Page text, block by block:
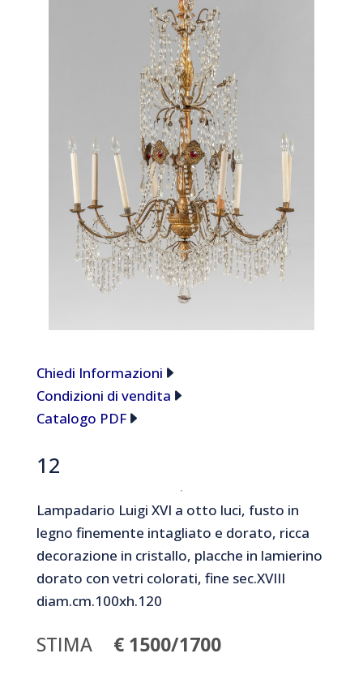
Chiedi Informazioni
Condizioni di vendita
Catalogo PDF
12
Lampadario Luigi XVI a otto luci, fusto in
legno finemente intagliato e dorato, ricca
decorazione in cristallo, placche in lamierino
dorato con vetri colorati, fine sec.XVIII
diam.cm.100xh.120
STIMA € 1500/1700